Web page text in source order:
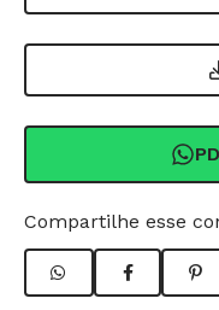
Compartilhe esse